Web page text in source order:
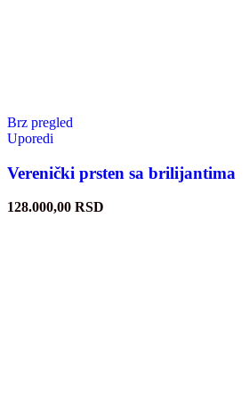
Brz pregled
Uporedi
Verenički prsten sa brilijantima
128.000,00 RSD